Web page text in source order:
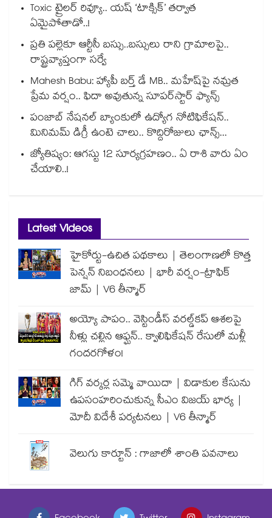
Toxic ట్రైలర్ రివ్యూ.. యష్ ‘టాక్సిక్’ తర్వాత
ఏమైపోతాడో..!
ప్రతి పల్లెకూ ఆర్టీసీ బస్సు..బస్సులు రాని గ్రామాలపై..
రాష్ట్రవ్యాప్తంగా సర్వే
Mahesh Babu: హ్యాపీ బర్త్ డే MB.. మహేష్‌పై నమ్రత
ప్రేమ వర్షం.. ఫిదా అవుతున్న సూపర్‌స్టార్ ఫ్యాన్స్
పంజాబ్ నేషనల్ బ్యాంకులో ఉద్యోగ నోటిఫికేషన్..
మినిమమ్ డిగ్రీ ఉంటె చాలు.. కొద్దిరోజులు ఛాన్స్...
జ్యోతిష్యం: ఆగస్టు 12 సూర్యగ్రహణం.. ఏ రాశి వారు ఏం
చేయాలి..!
Latest Videos
హైకోర్టు-ఉచిత పథకాలు | తెలంగాణలో కొత్త
పెన్షన్ నిబంధనలు | భారీ వర్షం-ట్రాఫిక్
జామ్ | V6 తీన్మార్
అయ్యో పాపం.. వెస్టిండీస్ వరల్డ్‌కప్ ఆశలపై
నీళ్లు చల్లిన ఆఫ్ఘన్.. క్వాలిఫికేషన్ రేసులో మళ్లీ
గందరగోళం!
గిగ్ వర్కర్ల సమ్మె వాయిదా | విడాకుల కేసును
ఉపసంహరించుకున్న సీఎం విజయ్ భార్య |
మోదీ విదేశీ పర్యటనలు | V6 తీన్మార్
వెలుగు కార్టూన్ : గాజాలో శాంతి పవనాలు